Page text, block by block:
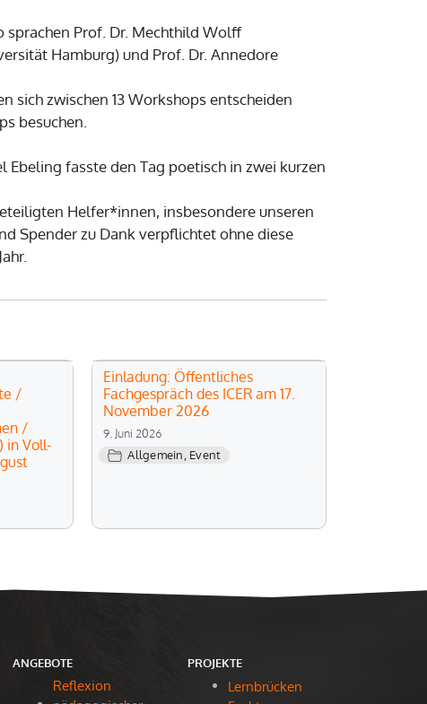
sprachen Prof. Dr. Mechthild Wolff
Hamburg) und Prof. Dr. Annedore
sich zwischen 13 Workshops entscheiden
besuchen.
Ebeling fasste den Tag poetisch in zwei kurzen
Helfer*innen, insbesondere unseren
Spender zu Dank verpflichtet ohne diese
/
/
in Voll-
Einladung: Öffentliches
Fachgespräch des ICER am 17.
November 2026
9. Juni 2026
Allgemein Event
ANGEBOTE
Reflexion
PROJEKTE
Lernbrücken